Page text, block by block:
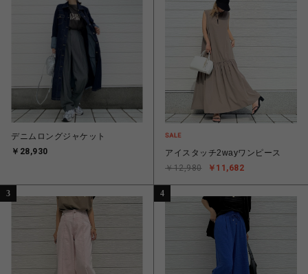
デニムロングジャケット
￥28,930
アイスタッチ2wayワンピース
￥11,682
￥12,980
3 4